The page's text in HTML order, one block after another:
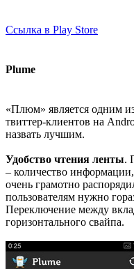
Ссылка в Play Store
Plume
«Плюм» является одним
твиттер-клиентов на
назвать лучшим.
Удобство чтения ленты.
– количество
очень грамотно
пользователям нужно
Переключение между
горизонтального свайпа.